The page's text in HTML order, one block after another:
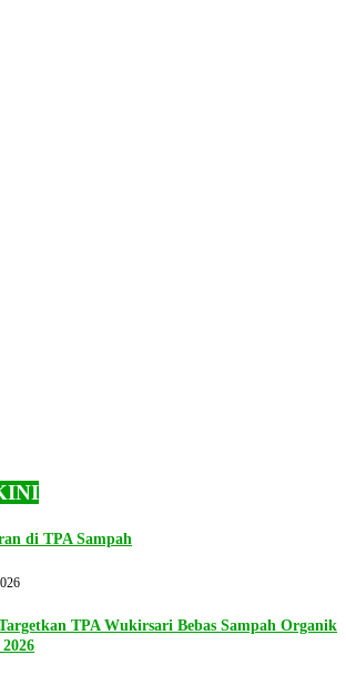
di TPA Sampah
TPA Wukirsari Bebas Sampah Organik